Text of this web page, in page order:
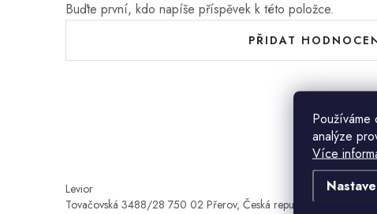
analýze
Více
Buďte první, kdo napíše příspěvek k této položce.
PŘIDAT
Levior
Tovačovská 3488/28 750 02 Přerov, Česká republika